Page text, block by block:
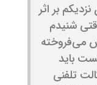
بر اثر
شنیدم
می‌فروخته
باید
تلفنی